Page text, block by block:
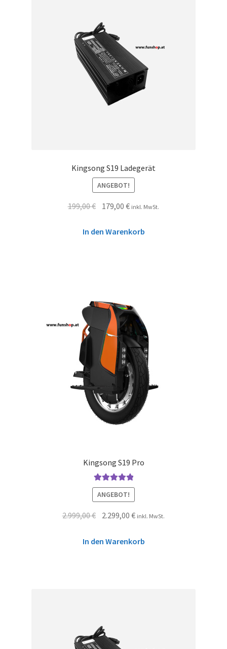
Kingsong S19 Ladegerät
ANGEBOT!
199,00€ 179,00€ inkl. MwSt.
In den Warenkorb
Kingsong S19 Pro
Bewertet mit
5.00von 5
ANGEBOT!
2.999,00€ 2.299,00€ inkl. MwSt.
In den Warenkorb